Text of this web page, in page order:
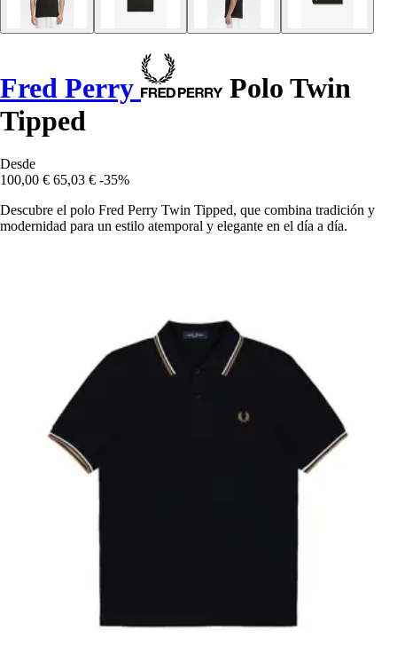
Fred Perry
Polo Twin
Tipped
Desde
100,00 € 65,03 € -35%
Descubre el polo Fred Perry Twin Tipped, que combina tradición y
modernidad para un estilo atemporal y elegante en el día a día.